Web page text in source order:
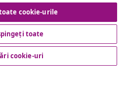
cookie-urile
toate
cookie-uri